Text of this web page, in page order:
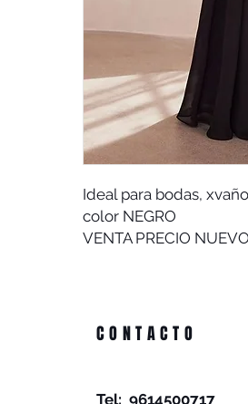
Ideal para bodas,
color NEGRO
VENTA PRECIO
CONTACTO
Tel: 9614500717